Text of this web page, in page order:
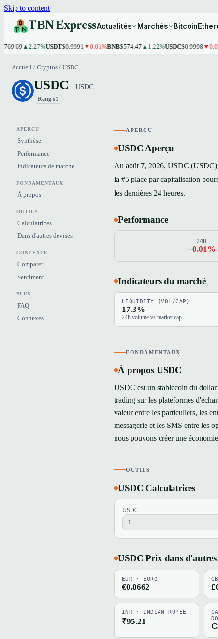
Skip to content
TBN ExpressActualités Marchés Bitcoin
▲2.27%USDT$0.9991▼0.01%BNB$574.47▲1.22%USDC$0.9998▼0.01%
Accueil / Cryptos / USDC
USDC USDC
Rang #5
APERÇU
Synthèse
Performance
Indicateurs de marché
FONDAMENTAUX
À propos
OUTILS
Calculatrices
Dans d'autres devises
CONTEXTE
Comparer
Sentiment
PLUS
FAQ
Connexes
APERÇU
USDC Aperçu
Au août 7, 2026, USDC (USDC)
la #5 place par capitalisation
les dernières 24 heures.
Performance
24H
−0.01%
Indicateurs du marché
LIQUIDITY (VOL/CAP)
17.3%
24h volume vs market cap
FONDAMENTAUX
À propos USDC
USDC est un stablecoin du
trading sur les plateformes
valeur entre les particuliers, les
messagerie et les SMS entre les
nous pouvons créer une
OUTILS
USDC Calculatrices
USDC
USDC Prix dans d'autres
EUR · EURO
€0.8662
INR · INDIAN RUPEE
₹95.21